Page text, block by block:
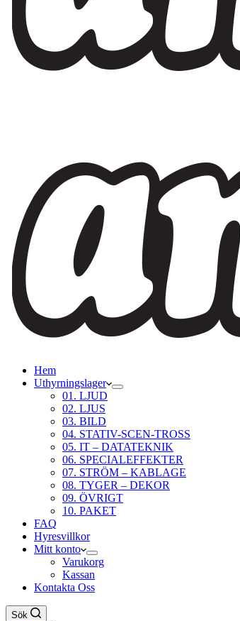
Hem
Uthyrningslager
01. LJUD
02. LJUS
03. BILD
04. STATIV-SCEN-TROSS
05. IT – DATATEKNIK
06. SPECIALEFFEKTER
07. STRÖM – KABLAGE
08. TYGER – DEKOR
09. ÖVRIGT
10. PAKET
FAQ
Hyresvillkor
Mitt konto
Varukorg
Kassan
Kontakta Oss
Sök